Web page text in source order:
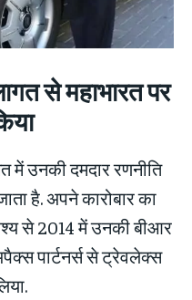
से महाभारत पर
उनकी दमदार रणनीति
है. अपने कारोबार का
से 2014 में उनकी बीआर
पार्टनर्स से ट्रेवलेक्स